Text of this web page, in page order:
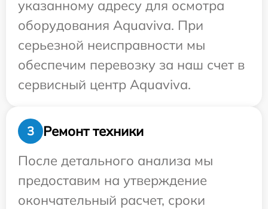
указанному адресу для осмотра
оборудования Aquaviva. При
серьезной неисправности мы
обеспечим перевозку за наш счет в
сервисный центр Aquaviva.
3
Ремонт техники
После детального анализа мы
предоставим на утверждение
окончательный расчет, сроки